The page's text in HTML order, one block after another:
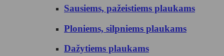
Sausiems, pažeistiems plaukams
Ploniems, silpniems plaukams
Dažytiems plaukams